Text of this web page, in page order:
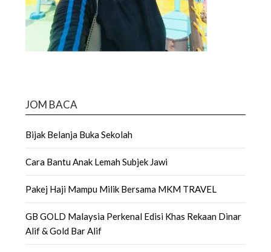
JOM BACA
Bijak Belanja Buka Sekolah
Cara Bantu Anak Lemah Subjek Jawi
Pakej Haji Mampu Milik Bersama MKM TRAVEL
GB GOLD Malaysia Perkenal Edisi Khas Rekaan Dinar
Alif & Gold Bar Alif